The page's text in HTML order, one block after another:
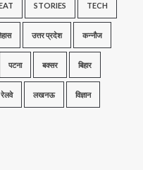
STORIES TECH
उत्तर प्रदेश कन्नौज
पटना बक्सर बिहार
रेलवे लखनऊ विज्ञान